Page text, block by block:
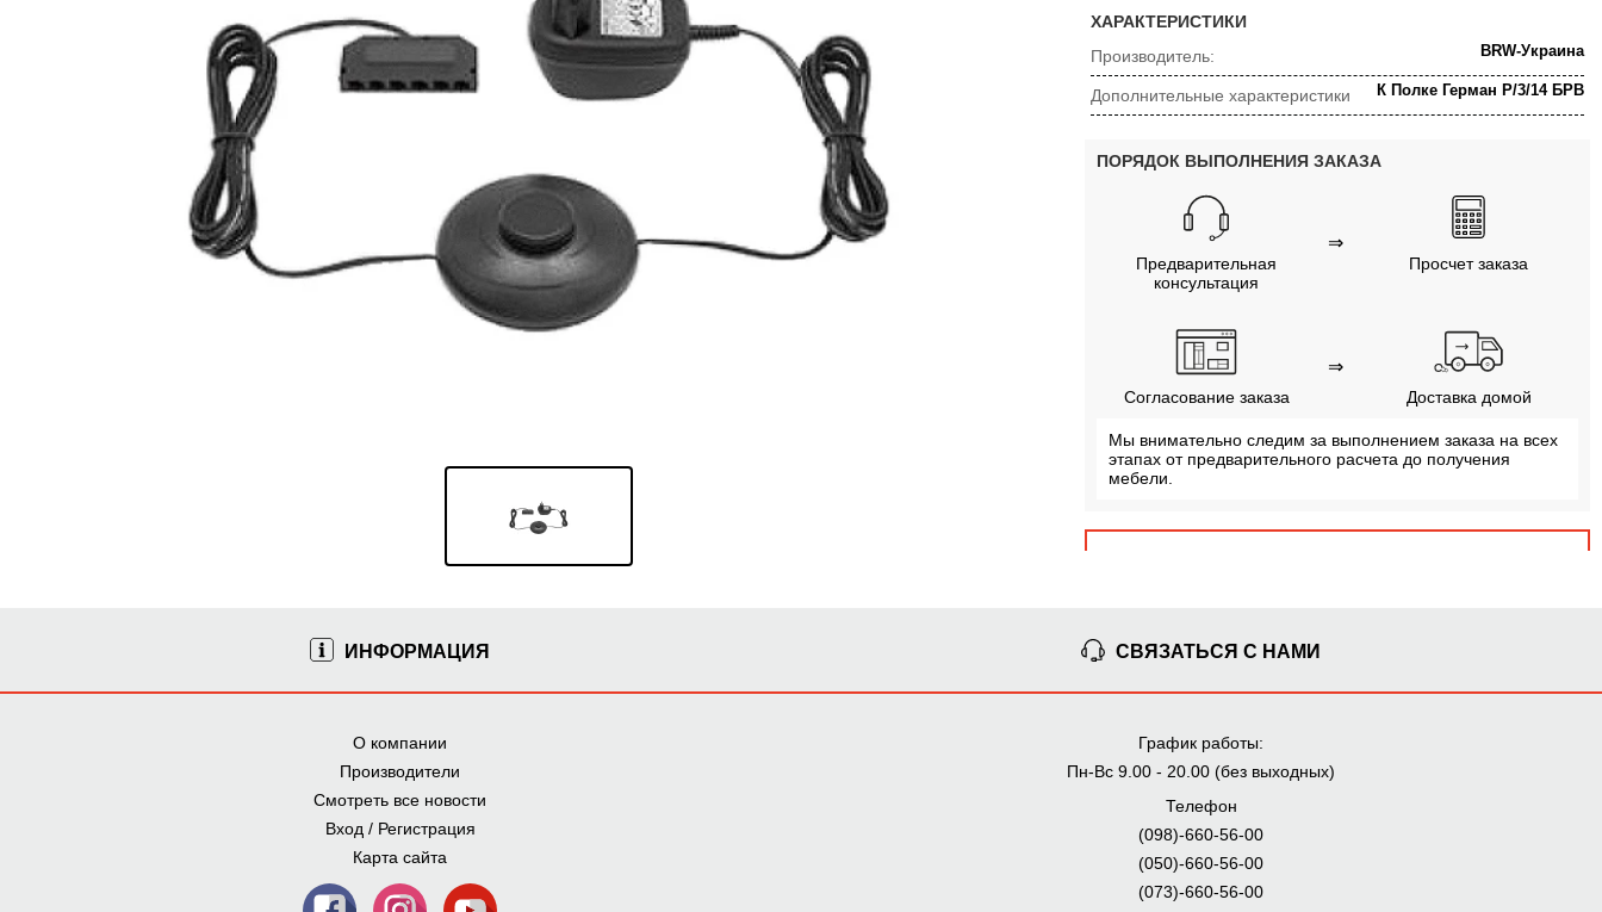
ХАРАКТЕРИСТИКИ
Производитель:
BRW-Украина
Дополнительные характеристики К Полке Герман P/3/14 БРВ
ПОРЯДОК ВЫПОЛНЕНИЯ ЗАКАЗА
Предварительная
консультация
⇒
Просчет заказа
Согласование заказа
⇒
Доставка домой
Мы внимательно следим за выполнением заказа на всех
этапах от предварительного расчета до получения
мебели.
ОСТАЛЬНОЕ ПРИ
СБОРКА МЕБЕЛИ
ИНФОРМАЦИЯ
О компании
Производители
Смотреть все новости
Вход / Регистрация
Карта сайта
СВЯЗАТЬСЯ С НАМИ
График работы:
Пн-Вс 9.00 - 20.00 (без выходных)
Телефон
(098)-660-56-00
(050)-660-56-00
(073)-660-56-00